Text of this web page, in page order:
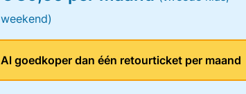
weekend)
Al goedkoper dan één retourticket per maand